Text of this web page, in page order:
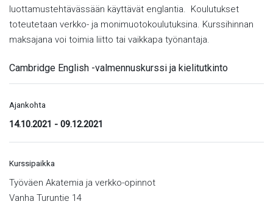
Cambridge English -valmennuskurssi ja kielitutkinto
Ajankohta
14.10.2021 - 09.12.2021
Kurssipaikka
Työväen Akatemia ja verkko-opinnot
Vanha Turuntie 14
luottamustehtävässään käyttävät englantia. Koulutukset
toteutetaan verkko- ja monimuotokoulutuksina. Kurssihinnan
maksajana voi toimia liitto tai vaikkapa työnantaja.